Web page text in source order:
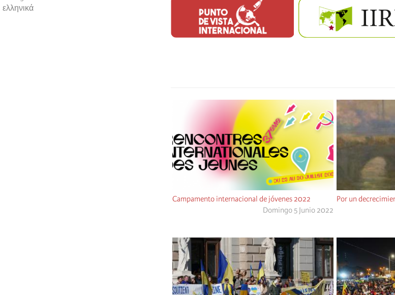
ελληνικά
Campamento internacional de jóvenes 2022
Domingo 5 Junio 2022
Por un